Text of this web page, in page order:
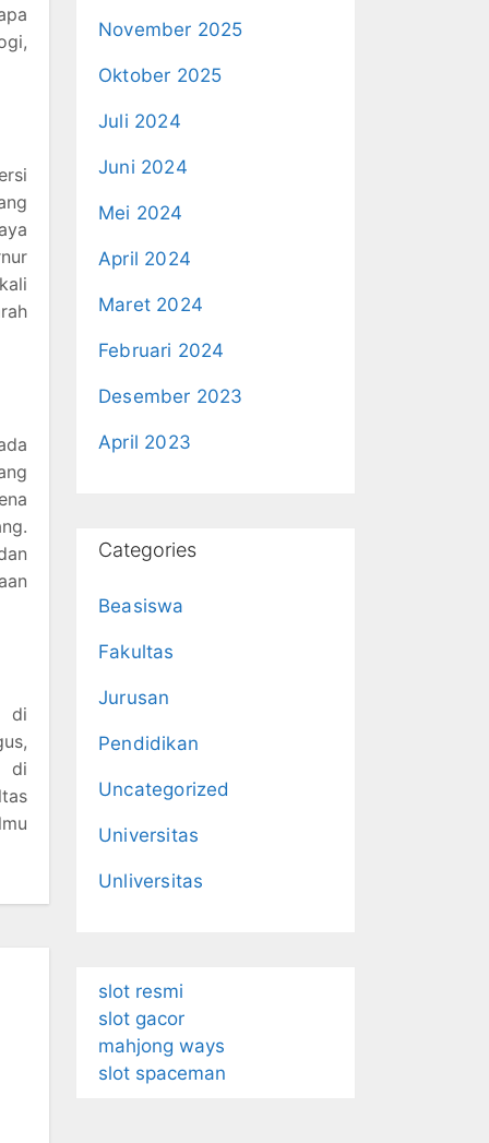
di
di
November 2025
Oktober 2025
Juli 2024
Juni 2024
Mei 2024
April 2024
Maret 2024
Februari 2024
Desember 2023
April 2023
Categories
Beasiswa
Fakultas
Jurusan
Pendidikan
Uncategorized
Universitas
Unliversitas
slot resmi
slot gacor
mahjong ways
slot spaceman